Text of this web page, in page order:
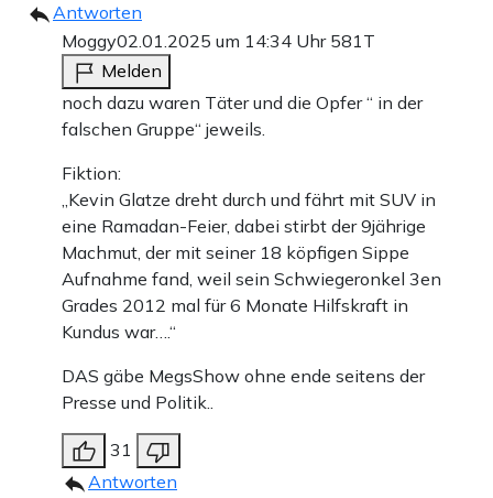
Antworten
Moggy02.01.2025 um 14:34 Uhr 581T
Melden
noch dazu waren Täter und die Opfer “ in der
falschen Gruppe“ jeweils.
Fiktion:
„Kevin Glatze dreht durch und fährt mit SUV in
eine Ramadan-Feier, dabei stirbt der 9jährige
Machmut, der mit seiner 18 köpfigen Sippe
Aufnahme fand, weil sein Schwiegeronkel 3en
Grades 2012 mal für 6 Monate Hilfskraft in
Kundus war….“
DAS gäbe MegsShow ohne ende seitens der
Presse und Politik..
31
Antworten